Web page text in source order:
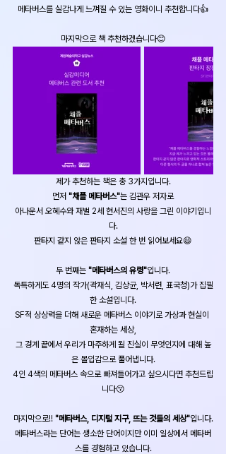
메타버스를 실감나게 느껴질 수 있는 영화이니 추천합니다👍
마지막으로 책 추천하겠습니다😊
제가 추천하는 책은 총 3가지입니다.
먼저 "채플 메타버스"는 김관우 저자로
아나운서 오혜수와 재벌 2세 현서진의 사랑을 그린 이야기입니
다.
판타지 같지 않은 판타지 소설 한 번 읽어보세요😄
두 번째는 "메타버스의 유령"입니다.
독특하게도 4명의 작가(곽재식, 김상균, 박서련, 표국청)가 집필
한 소설입니다.
SF적 상상력을 더해 새로운 메타버스 이야기로 가상과 현실이
혼재하는 세상,
그 경계 끝에서 우리가 마주하게 될 진실이 무엇인지에 대해 높
은 몰입감으로 풀어냅니다.
4인 4색의 메타버스 속으로 빠져들어가고 싶으시다면 추천드립
니다😚
마지막으로!! "메타버스, 디지털 지구, 뜨는 것들의 세상"입니다.
메타버스라는 단어는 생소한 단어이지만 이미 일상에서 메타버
스를 경험하고 있습니다.